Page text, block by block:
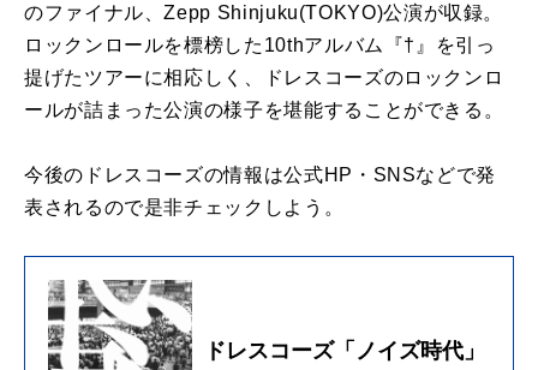
のファイナル、Zepp Shinjuku(TOKYO)公演が収録。
ロックンロールを標榜した10thアルバム『†』を引っ
提げたツアーに相応しく、ドレスコーズのロックンロ
ールが詰まった公演の様子を堪能することができる。
今後のドレスコーズの情報は公式HP・SNSなどで発
表されるので是非チェックしよう。
ドレスコーズ「ノイズ時代」